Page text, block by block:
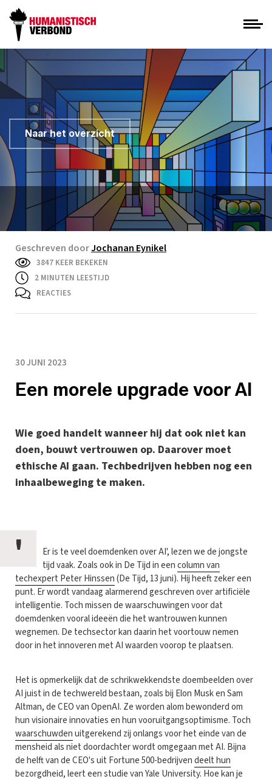
Naar het overzicht
Geschreven doorJochanan Eynikel
3847 KEER BEKEKEN
2 MINUTEN LEESTIJD
REACTIES
30 JUNI 2023
Een morele upgrade voor AI
Wie goed handelt wanneer hij dat ook niet kan
doen, bouwt vertrouwen op. Daarover moet
ethische AI gaan. Techbedrijven hebben nog een
inhaalbeweging te maken.
'
Er is te veel doemdenken over AI', lezen we de jongste
tijd vaak. Zoals ook in De Tijd in eencolumn van
techexpert Peter Hinssen(De Tijd, 13 juni). Hij heeft zeker een
punt. Er wordt vandaag alarmerend geschreven over arti­ficiële
intelligentie. Toch missen de waarschuwingen voor dat
doemdenken vooral ideeën die het wantrouwen kunnen
wegnemen. De techsector kan daarin het voortouw nemen
door in het innoveren met AI waarden voorop te plaatsen.
Het is opmerkelijk dat de schrikwekkendste doembeelden over
AI juist in de techwereld bestaan, zoals bij Elon Musk en Sam
Altman, de CEO van OpenAI. Ze worden alom bewonderd om
hun vi­sionaire innovaties en hun vooruitgangsoptimisme. Toch
waarschuwdenuitgerekend zij onlangs voor het einde van de
mensheid als niet doordachter wordt omgegaan met AI. Bijna
de helft van de CEO's uit Fortune 500-bedrijvendeelt hun
bezorgdheid, leert een studie van Yale University. Hoe kan je